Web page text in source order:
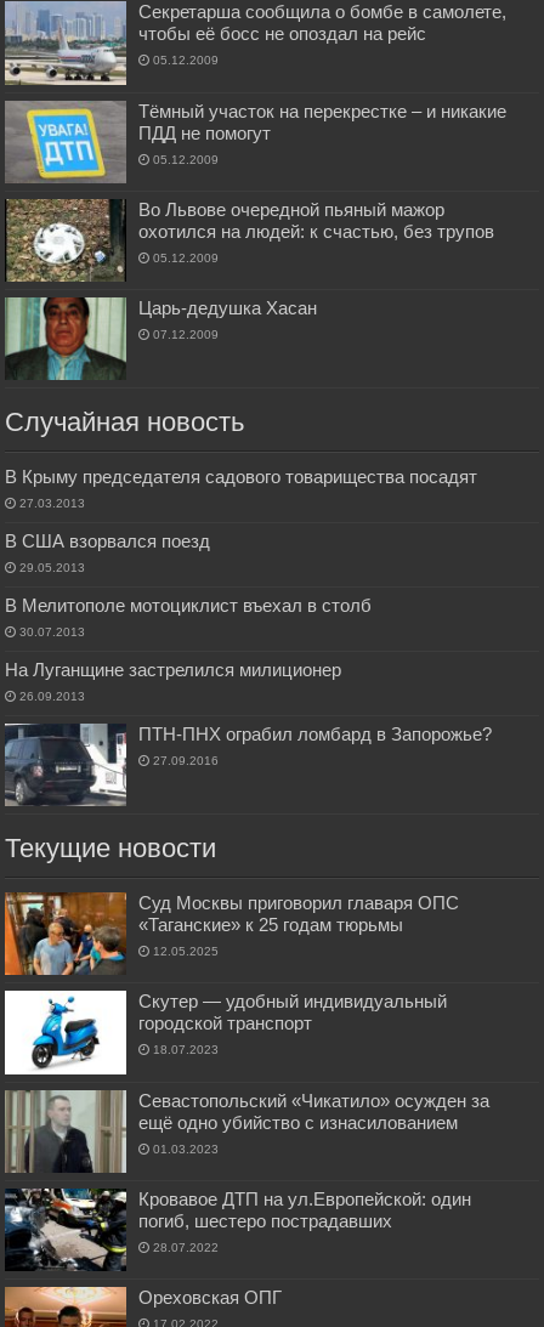
Секретарша сообщила о бомбе в самолете,
чтобы её босс не опоздал на рейс
05.12.2009
Тёмный участок на перекрестке – и никакие
ПДД не помогут
05.12.2009
Во Львове очередной пьяный мажор
охотился на людей: к счастью, без трупов
05.12.2009
Царь-дедушка Хасан
07.12.2009
Случайная новость
В Крыму председателя садового товарищества посадят
27.03.2013
В США взорвался поезд
29.05.2013
В Мелитополе мотоциклист въехал в столб
30.07.2013
На Луганщине застрелился милиционер
26.09.2013
ПТН-ПНХ ограбил ломбард в Запорожье?
27.09.2016
Текущие новости
Суд Москвы приговорил главаря ОПС
«Таганские» к 25 годам тюрьмы
12.05.2025
Скутер — удобный индивидуальный
городской транспорт
18.07.2023
Севастопольский «Чикатило» осужден за
ещё одно убийство с изнасилованием
01.03.2023
Кровавое ДТП на ул.Европейской: один
погиб, шестеро пострадавших
28.07.2022
Ореховская ОПГ
17.02.2022